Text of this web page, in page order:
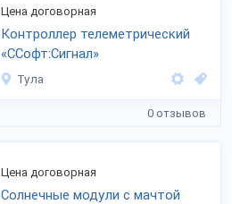
Цена договорная
Контроллер телеметрический
«ССофт:Сигнал»
Тула
0 отзывов
Цена договорная
Солнечные модули с мачтой